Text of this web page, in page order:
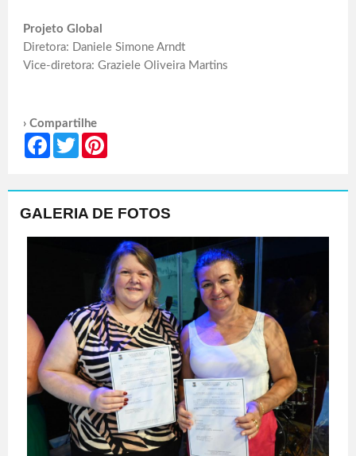
Projeto Global
Diretora: Daniele Simone Arndt
Vice-diretora: Graziele Oliveira Martins
› Compartilhe
FacebookTwitter
GALERIA DE FOTOS